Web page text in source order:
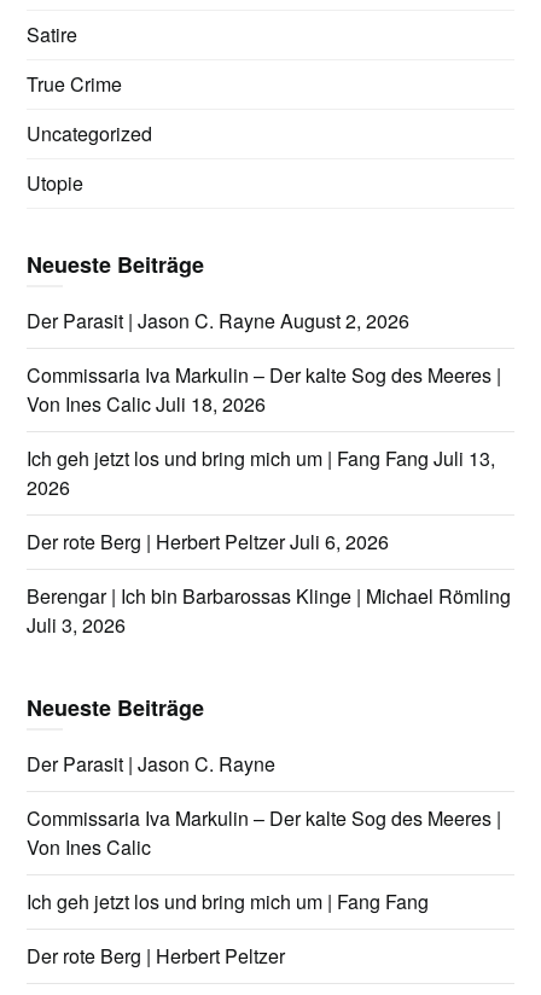
Satire
True Crime
Uncategorized
Utopie
Neueste Beiträge
Der Parasit | Jason C. RayneAugust 2, 2026
Commissaria Iva Markulin – Der kalte Sog des Meeres |
Von Ines CalicJuli 18, 2026
Ich geh jetzt los und bring mich um | Fang Fang Juli 13,
2026
Der rote Berg | Herbert PeltzerJuli 6, 2026
Berengar | Ich bin Barbarossas Klinge | Michael Römling
Juli 3, 2026
Neueste Beiträge
Der Parasit | Jason C. Rayne
Commissaria Iva Markulin – Der kalte Sog des Meeres |
Von Ines Calic
Ich geh jetzt los und bring mich um | Fang Fang
Der rote Berg | Herbert Peltzer